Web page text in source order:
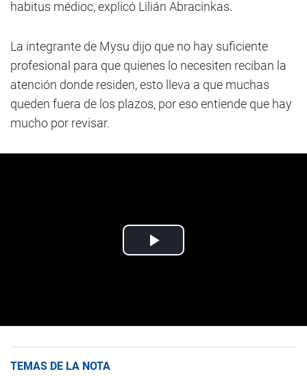
habitus médioc, explicó Lilián Abracinkas.
La integrante de Mysu dijo que no hay suficiente
profesional para que quienes lo necesiten reciban la
atención donde residen, esto lleva a que muchas
queden fuera de los plazos, por eso entiende que hay
mucho por revisar.
TEMAS DE LA NOTA